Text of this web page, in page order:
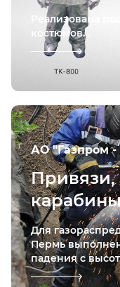
Реализована
костюмов...
АО "Газпром -
Для
Пермь
падения с